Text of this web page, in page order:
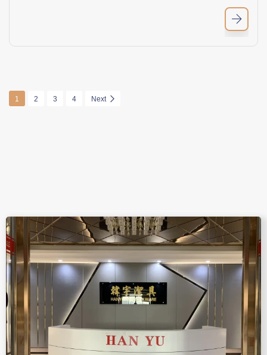
1 2 3 4 Next